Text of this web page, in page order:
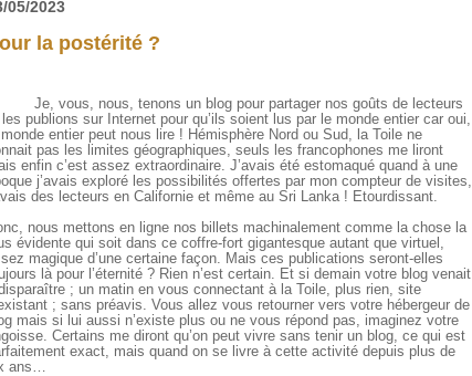
05/2023
la postérité ?
vous, nous, tenons un blog pour partager nos goûts de lecteurs
publions sur Internet pour qu’ils soient lus par le monde entier car oui,
entier peut nous lire ! Hémisphère Nord ou Sud, la Toile ne
pas les limites géographiques, seuls les francophones me liront
enfin c’est assez extraordinaire. J’avais été estomaqué quand à une
j’avais exploré les possibilités offertes par mon compteur de visites,
des lecteurs en Californie et même au Sri Lanka ! Etourdissant.
nous mettons en ligne nos billets machinalement comme la chose la
évidente qui soit dans ce coffre-fort gigantesque autant que virtuel,
magique d’une certaine façon. Mais ces publications seront-elles
là pour l’éternité ? Rien n’est certain. Et si demain votre blog venait
; un matin en vous connectant à la Toile, plus rien, site
; sans préavis. Vous allez vous retourner vers votre hébergeur de
mais si lui aussi n’existe plus ou ne vous répond pas, imaginez votre
Certains me diront qu’on peut vivre sans tenir un blog, ce qui est
exact, mais quand on se livre à cette activité depuis plus de
ans…